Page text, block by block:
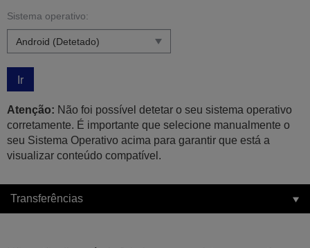
Sistema operativo:
Ir
Atenção: Não foi possível detetar o seu sistema operativo
corretamente. É importante que selecione manualmente o
seu Sistema Operativo acima para garantir que está a
visualizar conteúdo compatível.
Transferências